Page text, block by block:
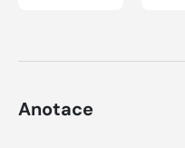
Anotace